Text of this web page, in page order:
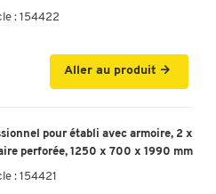
: 154422
Aller au produit
pour établi avec armoire, 2 x
perforée, 1250 x 700 x 1990 mm
: 154421